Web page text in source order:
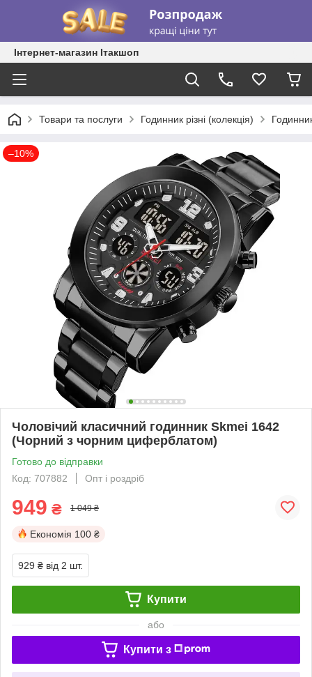
Інтернет-магазин Ітакшоп
Товари та послуги Годинник різні (колекція)
–10%
Чоловічий класичний годинник Skmei 1642
(Чорний з чорним циферблатом)
Готово до відправки
Код: 707882
Опт і роздріб
949 ₴ 1 049 ₴
Економія 100 ₴
929 ₴ від 2 шт.
Купити
або
Купити з